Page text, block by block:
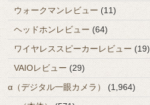
ウォークマンレビュー (11)
ヘッドホンレビュー (64)
ワイヤレススピーカーレビュー (19)
VAIOレビュー (29)
α（デジタル一眼カメラ）
(1,964)